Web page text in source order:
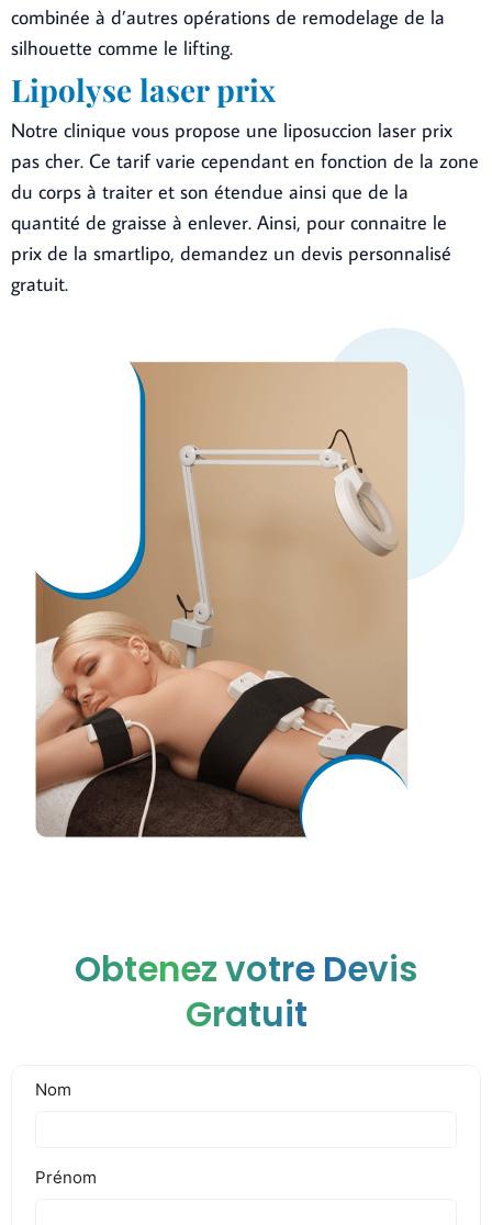
combinée à d’autres opérations de remodelage de la
silhouette comme le lifting.
Lipolyse laser prix
Notre clinique vous propose une liposuccion laser prix
pas cher. Ce tarif varie cependant en fonction de la zone
du corps à traiter et son étendue ainsi que de la
quantité de graisse à enlever. Ainsi, pour connaitre le
prix de la smartlipo, demandez un devis personnalisé
gratuit.
Obtenez votre Devis
Gratuit